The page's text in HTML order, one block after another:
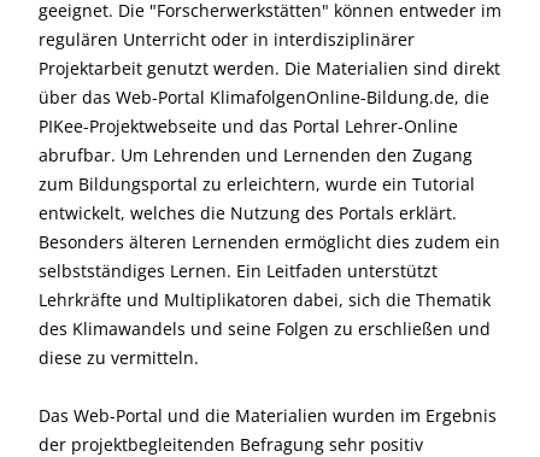
geeignet. Die "Forscherwerkstätten" können entweder im
regulären Unterricht oder in interdisziplinärer
Projektarbeit genutzt werden. Die Materialien sind direkt
über das Web-Portal KlimafolgenOnline-Bildung.de, die
PIKee-Projektwebseite und das Portal Lehrer-Online
abrufbar. Um Lehrenden und Lernenden den Zugang
zum Bildungsportal zu erleichtern, wurde ein Tutorial
entwickelt, welches die Nutzung des Portals erklärt.
Besonders älteren Lernenden ermöglicht dies zudem ein
selbstständiges Lernen. Ein Leitfaden unterstützt
Lehrkräfte und Multiplikatoren dabei, sich die Thematik
des Klimawandels und seine Folgen zu erschließen und
diese zu vermitteln.
Das Web-Portal und die Materialien wurden im Ergebnis
der projektbegleitenden Befragung sehr positiv